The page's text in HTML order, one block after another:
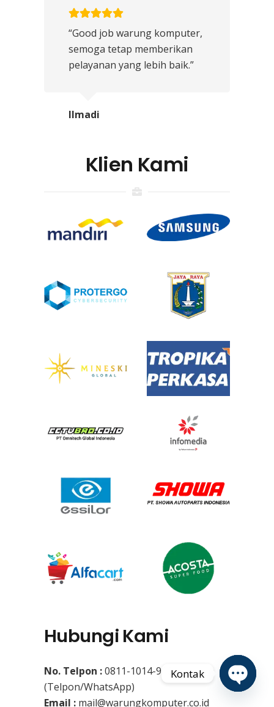
“Good job warung komputer,
semoga tetap memberikan
pelayanan yang lebih baik.”
Ilmadi
Klien Kami
Hubungi Kami
No. Telpon :0811-1014-910
(Telpon/WhatsApp)
Email : mail@warungkomputer.co.id
Kontak